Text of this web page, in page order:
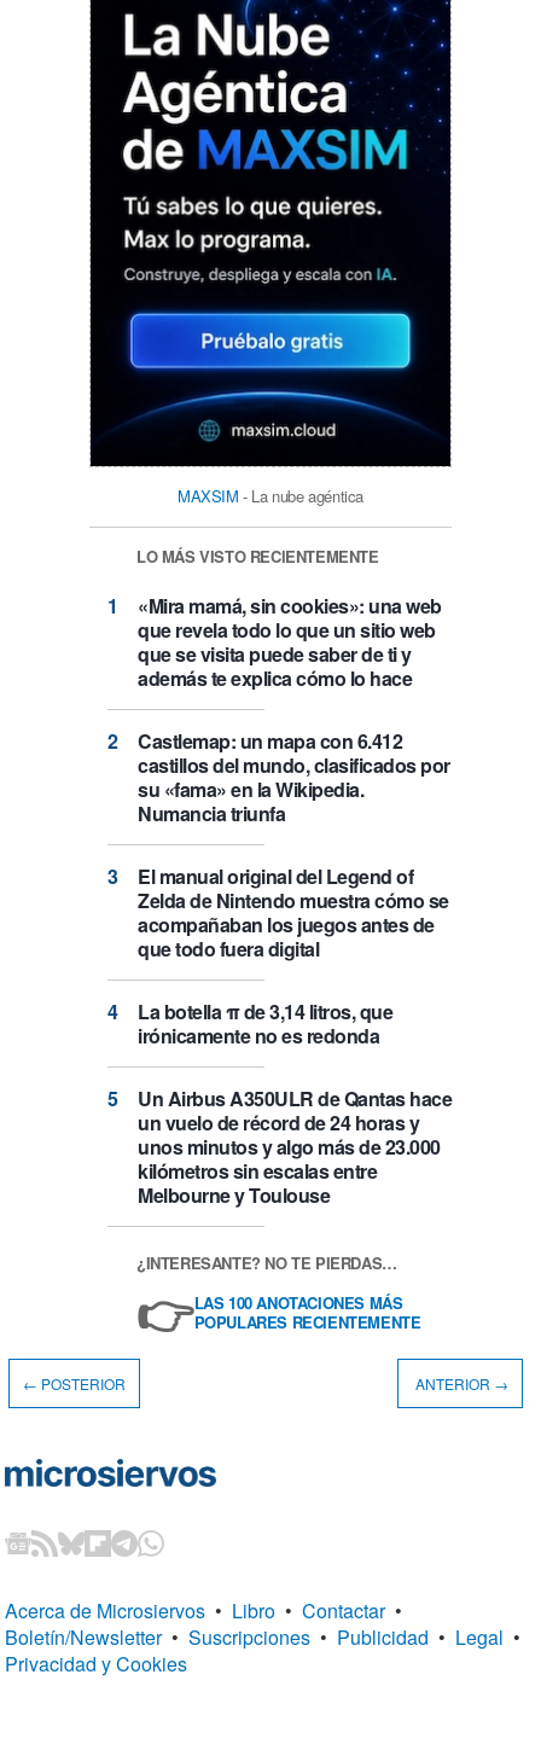
MAXSIM - La nube agéntica
LO MÁS VISTO RECIENTEMENTE
«Mira mamá, sin cookies»: una web
que revela todo lo que un sitio web
que se visita puede saber de ti y
además te explica cómo lo hace
Castlemap: un mapa con 6.412
castillos del mundo, clasificados por
su «fama» en la Wikipedia.
Numancia triunfa
El manual original del Legend of
Zelda de Nintendo muestra cómo se
acompañaban los juegos antes de
que todo fuera digital
La botella π de 3,14 litros, que
irónicamente no es redonda
Un Airbus A350ULR de Qantas hace
un vuelo de récord de 24 horas y
unos minutos y algo más de 23.000
kilómetros sin escalas entre
Melbourne y Toulouse
¿INTERESANTE? NO TE PIERDAS…
👉LAS 100 ANOTACIONES MÁS
POPULARES RECIENTEMENTE
← POSTERIOR ANTERIOR →
Acerca de Microsiervos • Libro • Contactar •
Boletín/Newsletter • Suscripciones • Publicidad • Legal •
Privacidad y Cookies